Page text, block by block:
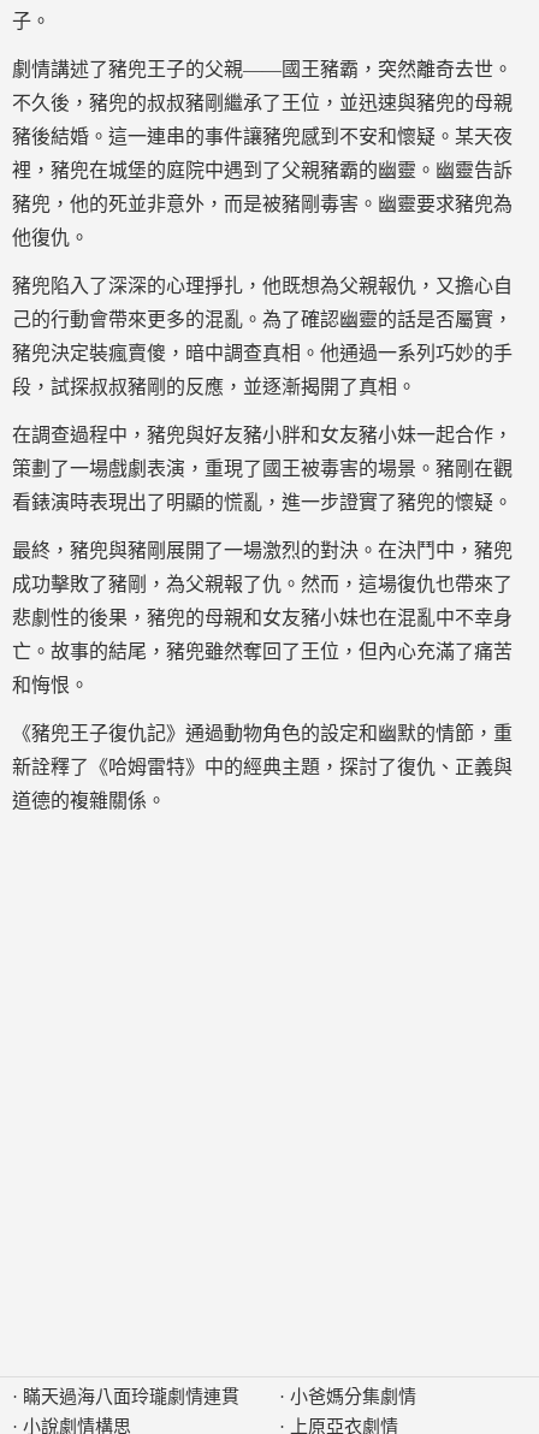
子。
劇情講述了豬兜王子的父親——國王豬霸，突然離奇去世。
不久後，豬兜的叔叔豬剛繼承了王位，並迅速與豬兜的母親
豬後結婚。這一連串的事件讓豬兜感到不安和懷疑。某天夜
裡，豬兜在城堡的庭院中遇到了父親豬霸的幽靈。幽靈告訴
豬兜，他的死並非意外，而是被豬剛毒害。幽靈要求豬兜為
他復仇。
豬兜陷入了深深的心理掙扎，他既想為父親報仇，又擔心自
己的行動會帶來更多的混亂。為了確認幽靈的話是否屬實，
豬兜決定裝瘋賣傻，暗中調查真相。他通過一系列巧妙的手
段，試探叔叔豬剛的反應，並逐漸揭開了真相。
在調查過程中，豬兜與好友豬小胖和女友豬小妹一起合作，
策劃了一場戲劇表演，重現了國王被毒害的場景。豬剛在觀
看錶演時表現出了明顯的慌亂，進一步證實了豬兜的懷疑。
最終，豬兜與豬剛展開了一場激烈的對決。在決鬥中，豬兜
成功擊敗了豬剛，為父親報了仇。然而，這場復仇也帶來了
悲劇性的後果，豬兜的母親和女友豬小妹也在混亂中不幸身
亡。故事的結尾，豬兜雖然奪回了王位，但內心充滿了痛苦
和悔恨。
《豬兜王子復仇記》通過動物角色的設定和幽默的情節，重
新詮釋了《哈姆雷特》中的經典主題，探討了復仇、正義與
道德的複雜關係。
· 瞞天過海八面玲瓏劇情連貫
· 小說劇情構思
· 小爸媽分集劇情
·
上原亞衣劇情